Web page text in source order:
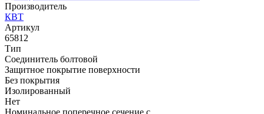
Производитель
КВТ
Артикул
65812
Тип
Соединитель болтовой
Защитное покрытие поверхности
Без покрытия
Изолированный
Нет
Номинальное поперечное сечение с